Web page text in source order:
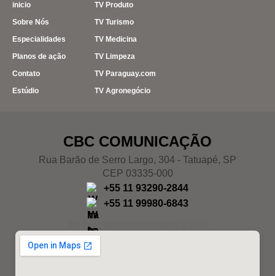
inicio
Sobre Nós
Especialidades
Planos de ação
Contato
Estúdio
TV Produto
TV Turismo
TV Medicina
TV Limpeza
TV Paraguay.com
TV Agronegócio
CBC COMUNICAÇÃO
Rua Barão de Serro Largo, 304 - Tatuapé, SP
CEP 03335-000
+55 11 93290-2844
+55 11 99980-6843
Todos os direitos reservados © 2026